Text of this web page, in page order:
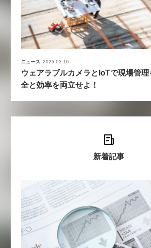
ニュース 2025.03.16
ウェアラブルカメラとIoTで現場管
全と効率を両立せよ！
新着記事